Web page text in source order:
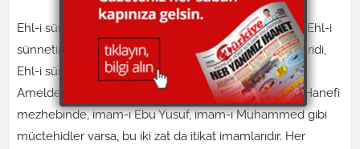
Ehl-i sünnet vel cemaat itikadı kitaplara geçmemişti, Ehl-i
sünnetin iki imamı olan İmam-ı Eş’ari ve İmam-ı Matüridi,
Ehl-i sünnet itikadını sistemleştirip kitaplara geçirdi.
Ameldeki mezheplerin nasıl imamları varsa, mesela Hanefi
mezhebinde, imam-ı Ebu Yusuf, imam-ı Muhammed gibi
müctehidler varsa, bu iki zat da itikat imamlarıdır. Her